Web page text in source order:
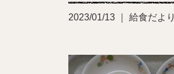
2023/01/13 ｜ 給食だより